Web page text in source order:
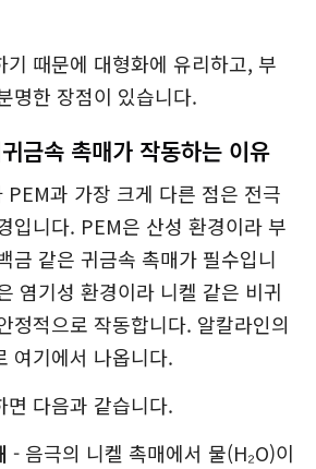
기 때문에 대형화에 유리하고, 부
명한 장점이 있습니다.
금속 촉매가 작동하는 이유
PEM과 가장 크게 다른 점은 전극
입니다. PEM은 산성 환경이라 부
금 같은 귀금속 촉매가 필수입니
염기성 환경이라 니켈 같은 비귀
정적으로 작동합니다. 알칼라인의
여기에서 나옵니다.
면 다음과 같습니다.
- 음극의 니켈 촉매에서 물(H₂O)이